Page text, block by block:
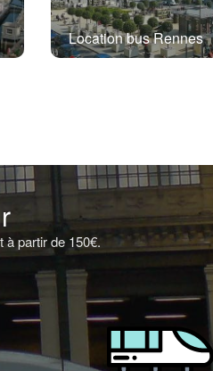
Location bus Rennes
à partir de 150€.